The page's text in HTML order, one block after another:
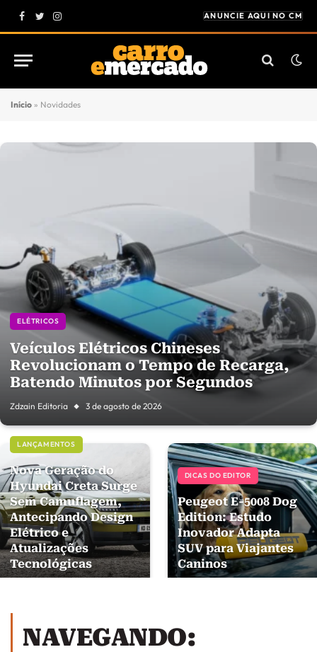
Facebook
Twitter
Instagram
ANUNCIE AQUI NO CM
Início » Novidades
ELÉTRICOS
Veículos Elétricos Chineses
Revolucionam o Tempo de Recarga,
Batendo Minutos por Segundos
Zdzain Editoria 3 de agosto de 2026
LANÇAMENTOS
Nova Geração do
Hyundai Creta Surge
Sem Camuflagem,
Antecipando Design
Elétrico e
Atualizações
Tecnológicas
DICAS DO EDITOR
Peugeot E-5008 Dog
Edition: Estudo
Inovador Adapta
SUV para Viajantes
Caninos
NAVEGANDO: